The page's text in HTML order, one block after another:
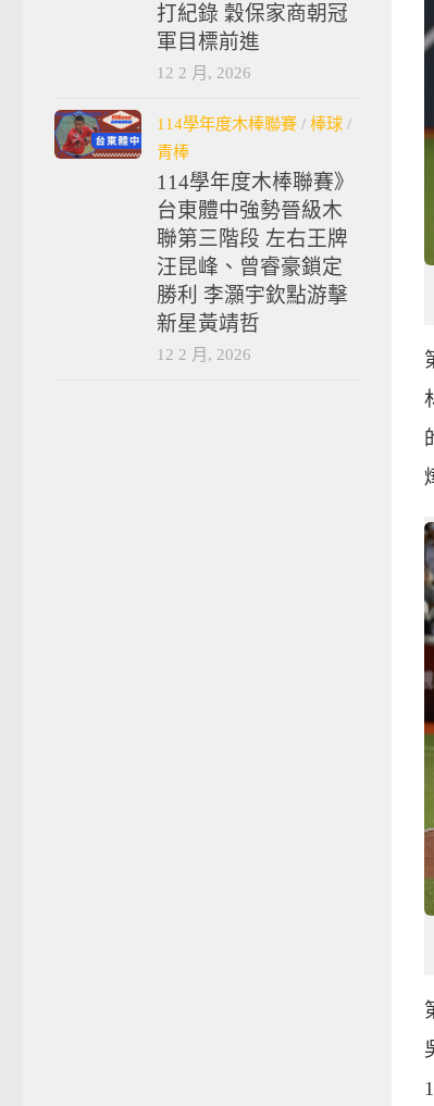
打紀錄 穀保家商朝冠
軍目標前進
12 2 月, 2026
114學年度木棒聯賽 / 棒球 /
青棒
114學年度木棒聯賽》
台東體中強勢晉級木
聯第三階段 左右王牌
汪昆峰、曾睿豪鎖定
勝利 李灝宇欽點游擊
新星黃靖哲
12 2 月, 2026